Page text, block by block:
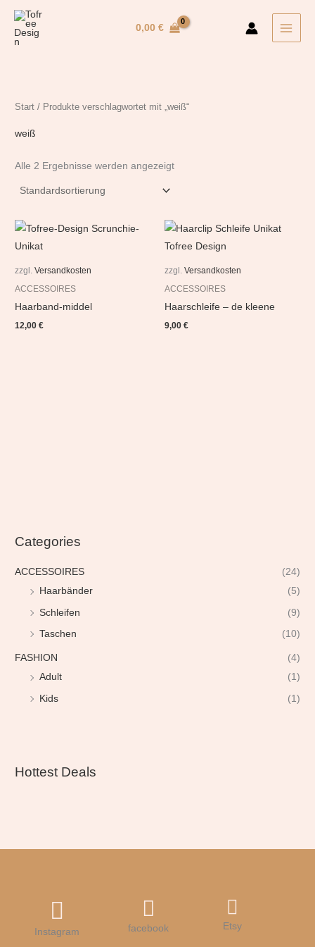
Zum
springen
0,00 €
Categories
ACCESSOIRES
(24)
Haarbänder
(5)
Schleifen (9)
Taschen (10)
FASHION
(4)
Adult
(1)
Kids (1)
Hottest Deals
Start / Produkte verschlagwortet mit „weiß“
weiß
Alle 2 Ergebnisse werden angezeigt
zzgl.Versandkosten
ACCESSOIRES
Haarband-middel
12,00€
zzgl. Versandkosten
ACCESSOIRES
Haarschleife – de kleene
9,00 €
Instagram facebook Etsy